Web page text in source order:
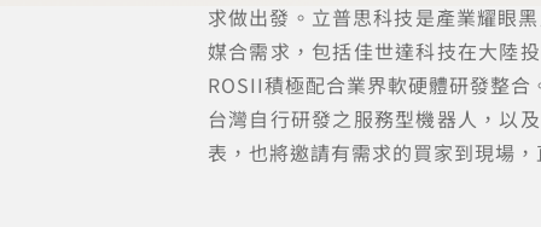
求做出發。立普思科技是產業耀眼
媒合需求，包括佳世達科技在大陸
ROSII積極配合業界軟硬體研發整
台灣自行研發之服務型機器人，以
表，也將邀請有需求的買家到現場